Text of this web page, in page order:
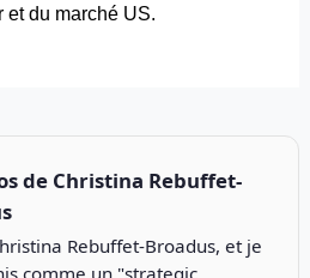
et du marché US.
de Christina Rebuffet-
Rebuffet-Broadus, et je